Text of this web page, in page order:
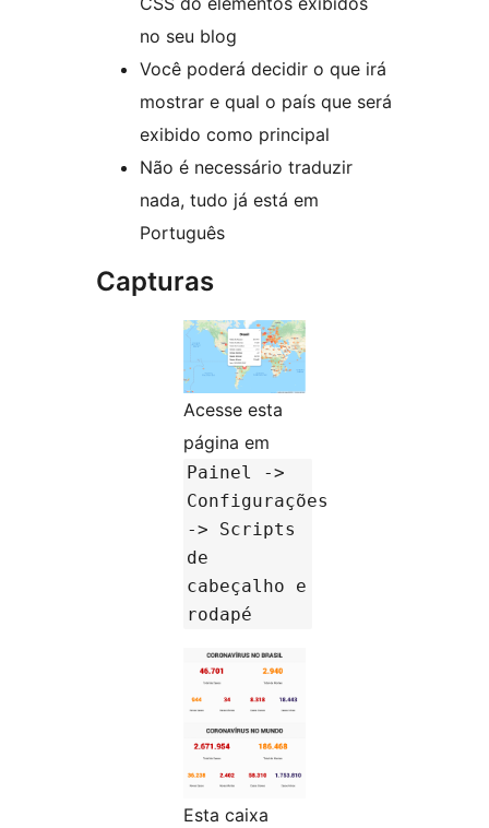
no seu blog
Você poderá decidir o que irá
mostrar e qual o país que será
exibido como principal
Não é necessário traduzir
nada, tudo já está em
Português
Capturas
Acesse esta
página em
Painel ->
Configurações
-> Scripts
de
cabeçalho e
rodapé
Esta caixa